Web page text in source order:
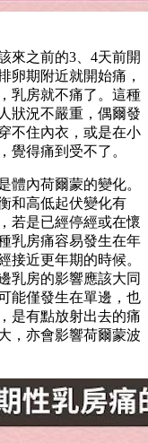
來之前的3、4天前開
卵期附近就開始痛，
乳房就不痛了。這種
狀況不嚴重，偶爾發
不住內衣，或是在小
覺得痛到受不了。
體內荷爾蒙的變化。
和高低起伏變化有
若是已經停經或在懷
乳房痛容易發生在年
接近更年期的時候。
乳房的影響應該大同
能僅發生在單邊，也
是有點放射出去的痛
，亦會影響荷爾蒙波